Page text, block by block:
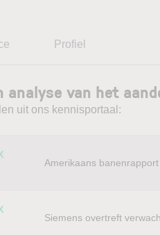
Profiel
analyse van het
uit ons kennisportaal:
Amerikaans
Siemens overtreft